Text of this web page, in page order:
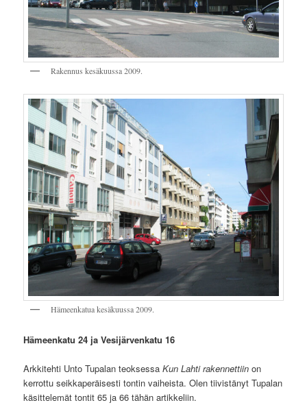
Rakennus kesäkuussa 2009.
Hämeenkatua kesäkuussa 2009.
Hämeenkatu 24 ja Vesijärvenkatu 16
Arkkitehti Unto Tupalan teoksessaKun Lahti rakennettiin on
kerrottu seikkaperäisesti tontin vaiheista. Olen tiivistänyt Tupalan
käsittelemät tontit 65 ja 66 tähän artikkeliin.